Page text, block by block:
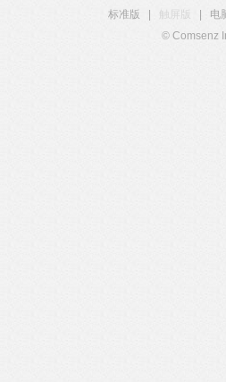
标准版
触屏版 电
© Comsenz